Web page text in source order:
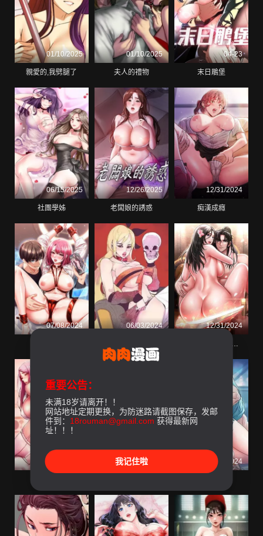
01/10/2025
親愛的,我劈腿了
01/10/2025
夫人的禮物
04-23
末日鵰堡
06/15/2025
社團學姊
12/26/2025
老闆娘的誘惑
12/31/2024
痴漢成癮
07/08/2024 06/03/2024 12/31/2024
色鵰英雄傳:一捅天下
06/03/2024 06/03/2024
重要公告：
未满18岁请离开！！
网站地址定期更换，为防迷路请截图保存，发邮
件到： 18rouman@gmail.com 获得最新网
址！！！
我记住啦